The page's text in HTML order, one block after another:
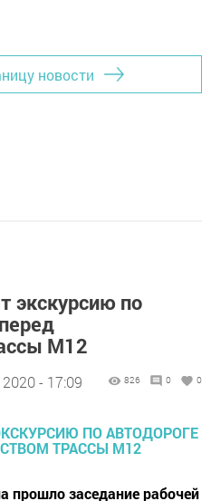
новости
экскурсию по
М12
- 17:09 826 0 0
прошло заседание рабочей